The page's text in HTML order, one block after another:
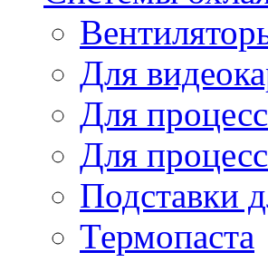
Для
Для
Для
Подставки
Термопаста